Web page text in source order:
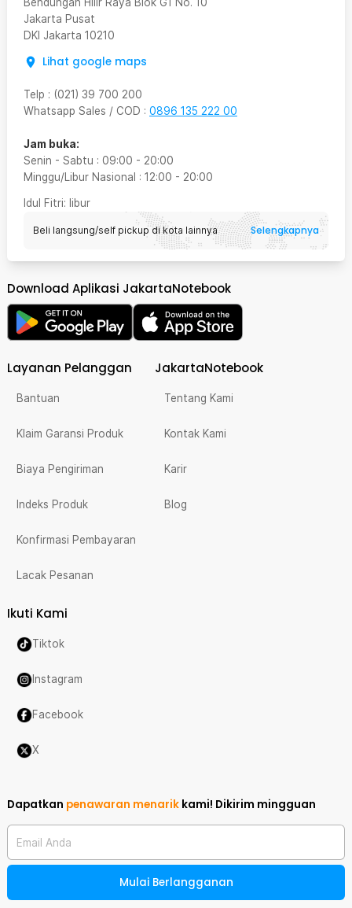
Jakarta Pusat
DKI Jakarta 10210
Lihat google maps
Telp : (021) 39 700 200
Whatsapp Sales / COD : 0896 135 222 00
Jam buka:
Senin - Sabtu : 09:00 - 20:00
Minggu/Libur Nasional : 12:00 - 20:00
Idul Fitri: libur
Beli langsung/self pickup di kota lainnya Selengkapnya
Download Aplikasi JakartaNotebook
Layanan Pelanggan
Bantuan
Klaim Garansi Produk
Biaya Pengiriman
Indeks Produk
Konfirmasi Pembayaran
Lacak Pesanan
JakartaNotebook
Tentang Kami
Kontak Kami
Karir
Blog
Ikuti Kami
Tiktok
Instagram
Facebook
X
Dapatkan penawaran menarik kami! Dikirim mingguan
Email Anda
Mulai Berlangganan